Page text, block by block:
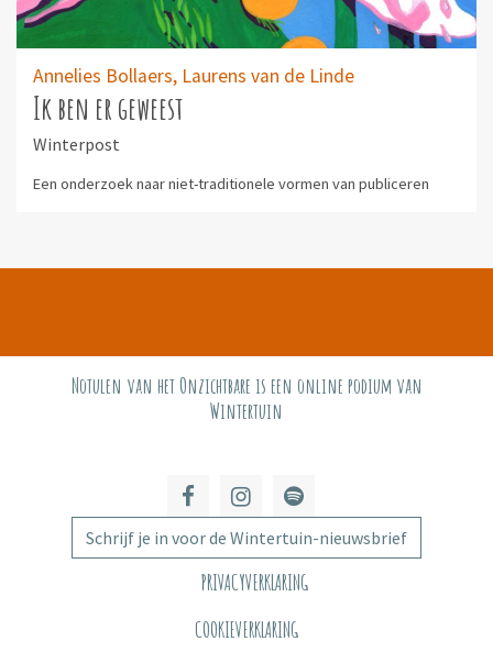
Annelies Bollaers, Laurens van de Linde
Ik ben er geweest
Winterpost
Een onderzoek naar niet-traditionele vormen van publiceren
Notulen van het Onzichtbare is een online podium van
Wintertuin
Schrijf je in voor de Wintertuin-nieuwsbrief
PRIVACYVERKLARING
COOKIEVERKLARING